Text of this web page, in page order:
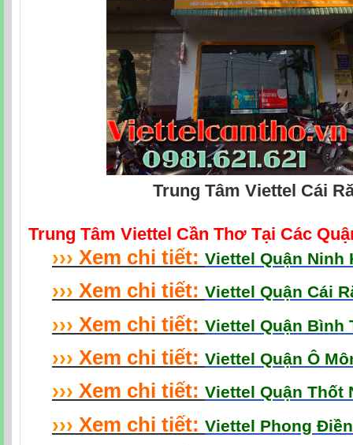
Trung Tâm Viettel Cái
Trung Tâm Viettel Cần Thơ Tại Các
››› Xem chi tiết: Viettel Quận Ninh
››› Xem chi tiết: Viettel Quận Cái
››› Xem chi tiết: Viettel Quận Bình
››› Xem chi tiết: Viettel Quận Ô
››› Xem chi tiết: Viettel Quận Thốt
››› Xem chi tiết: Viettel Phong